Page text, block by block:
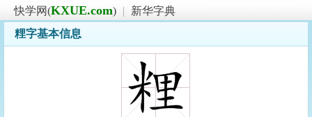
快学网(KXUE.com) |
新华字典
粴字基本信息